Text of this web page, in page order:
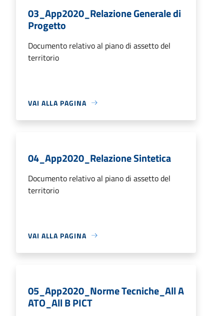
03_App2020_Relazione Generale di
Progetto
Documento relativo al piano di assetto del
territorio
VAI ALLA PAGINA
04_App2020_Relazione Sintetica
Documento relativo al piano di assetto del
territorio
VAI ALLA PAGINA
05_App2020_Norme Tecniche_All A
ATO_All B PICT